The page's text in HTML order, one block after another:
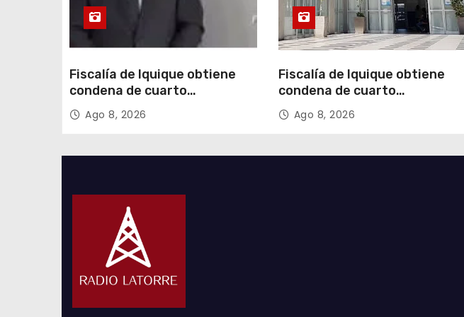
s
Fiscalía de Iquique obtiene
condena de cuarto
participante en violento
asalto a comerciante
Ago 8, 2026
Fiscalía de Iquique obtiene
condena de cuarto
participante en violento
asalto a comerciante
Ago 8, 2026